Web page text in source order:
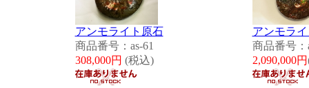
アンモライト原石
商品番号：as-61
308,000円 (税込)
アンモラ
商品番号：
2,090,000円